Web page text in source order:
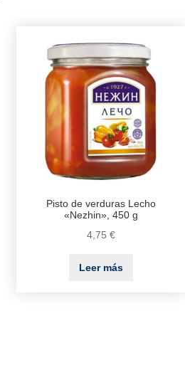
Pisto de verduras Lecho
«Nezhin», 450 g
4,75€
Leer más